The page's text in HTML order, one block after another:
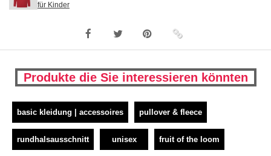
für Kinder
Produkte die Sie interessieren könnten
basic kleidung | accessoires pullover & fleece
rundhalsausschnitt unisex fruit of the loom